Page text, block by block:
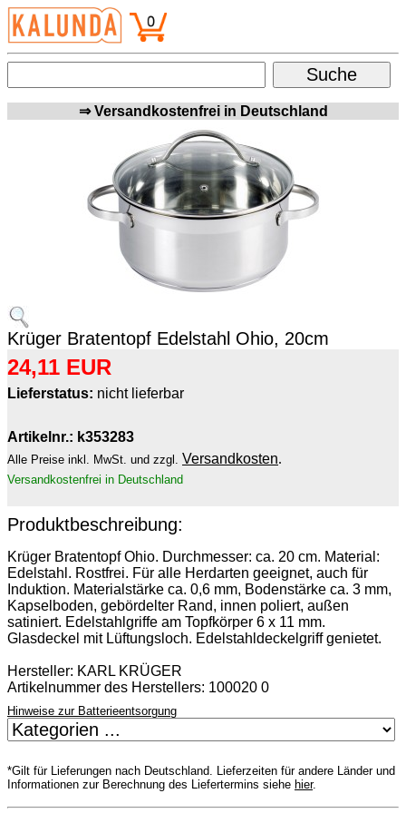
⇒ Versandkostenfrei in Deutschland
Krüger Bratentopf Edelstahl Ohio, 20cm
24,11 EUR
Lieferstatus: nicht lieferbar
Artikelnr.: k353283
Alle Preise inkl. MwSt. und zzgl. Versandkosten.
Versandkostenfrei in Deutschland
Produktbeschreibung:
Krüger Bratentopf Ohio. Durchmesser: ca. 20 cm. Material:
Edelstahl. Rostfrei. Für alle Herdarten geeignet, auch für
Induktion. Materialstärke ca. 0,6 mm, Bodenstärke ca. 3 mm,
Kapselboden, gebördelter Rand, innen poliert, außen
satiniert. Edelstahlgriffe am Topfkörper 6 x 11 mm.
Glasdeckel mit Lüftungsloch. Edelstahldeckelgriff genietet.
Hersteller: KARL KRÜGER
Artikelnummer des Herstellers: 100020 0
Hinweise zur Batterieentsorgung
*Gilt für Lieferungen nach Deutschland. Lieferzeiten für andere Länder und
Informationen zur Berechnung des Liefertermins siehe hier.